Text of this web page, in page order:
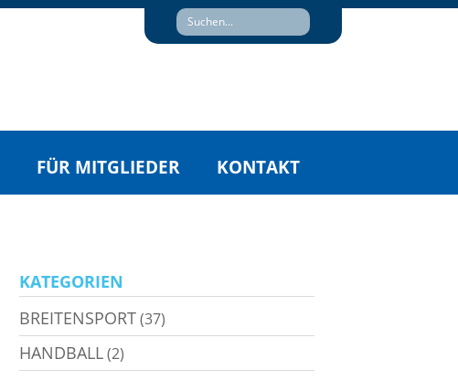
FÜR MITGLIEDER KONTAKT
KATEGORIEN
BREITENSPORT(37)
HANDBALL(2)